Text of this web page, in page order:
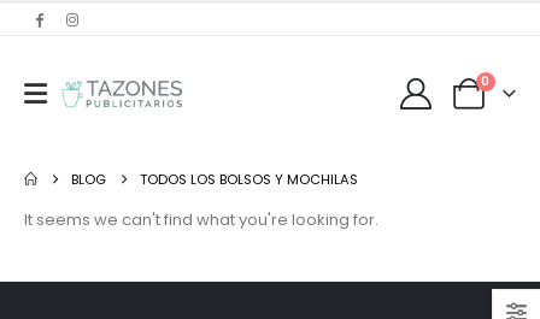
0
BLOG TODOS LOS BOLSOS Y MOCHILAS
It seems we can't find what you're looking for.